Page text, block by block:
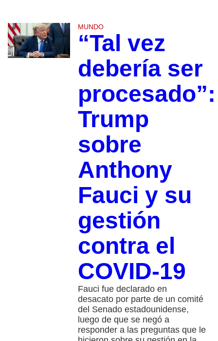
MUNDO
“Tal vez
debería ser
procesado”:
Trump
sobre
Anthony
Fauci y su
gestión
contra el
COVID-19
Fauci fue declarado en
desacato por parte de un comité
del Senado estadounidense,
luego de que se negó a
responder a las preguntas que le